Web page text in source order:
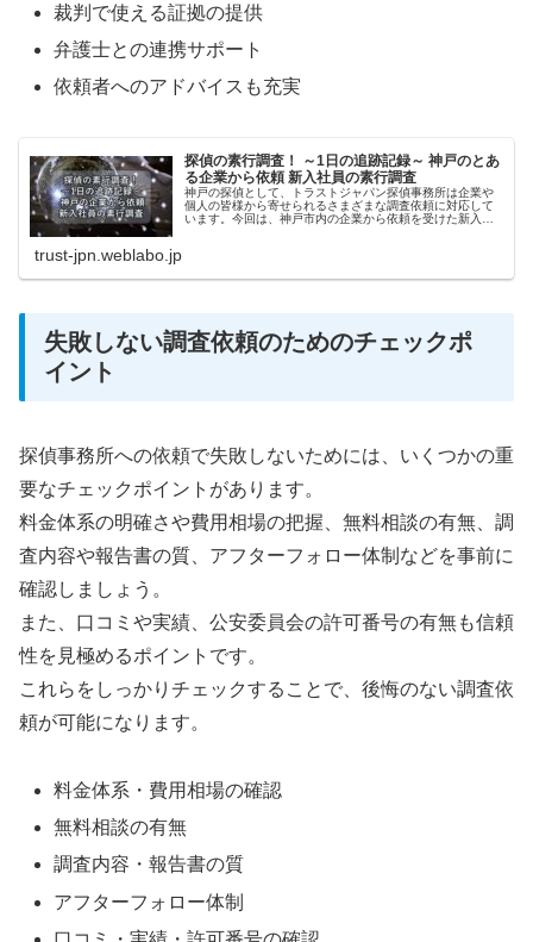
裁判で使える証拠の提供
弁護士との連携サポート
依頼者へのアドバイスも充実
探偵の素行調査！ ～1日の追跡記録～ 神戸のとあ
る企業から依頼 新入社員の素行調査
神戸の探偵として、トラストジャパン探偵事務所は企業や
個人の皆様から寄せられるさまざまな調査依頼に対応して
います。今回は、神戸市内の企業から依頼を受けた新入社
trust-jpn.weblabo.jp
失敗しない調査依頼のためのチェックポ
イント
探偵事務所への依頼で失敗しないためには、いくつかの重
要なチェックポイントがあります。
料金体系の明確さや費用相場の把握、無料相談の有無、調
査内容や報告書の質、アフターフォロー体制などを事前に
確認しましょう。
また、口コミや実績、公安委員会の許可番号の有無も信頼
性を見極めるポイントです。
これらをしっかりチェックすることで、後悔のない調査依
頼が可能になります。
料金体系・費用相場の確認
無料相談の有無
調査内容・報告書の質
アフターフォロー体制